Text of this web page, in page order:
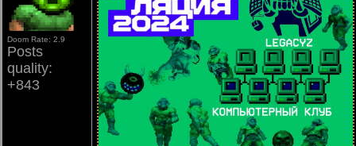
Doom Rate: 2.9
Posts
quality:
+843